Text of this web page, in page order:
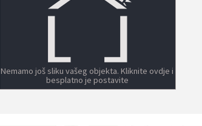
Nemamo još sliku vašeg objekta. Kliknite ovdje i
besplatno je postavite